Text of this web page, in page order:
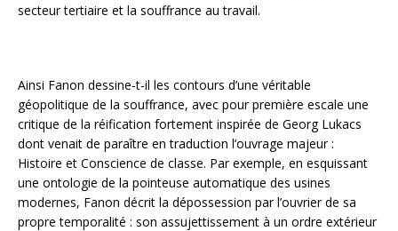
secteur tertiaire et la souffrance au travail.
Ainsi Fanon dessine-t-il les contours d’une véritable
géopolitique de la souffrance, avec pour première escale une
critique de la réification fortement inspirée de Georg Lukacs
dont venait de paraître en traduction l’ouvrage majeur :
Histoire et Conscience de classe. Par exemple, en esquissant
une ontologie de la pointeuse automatique des usines
modernes, Fanon décrit la dépossession par l’ouvrier de sa
propre temporalité : son assujettissement à un ordre extérieur